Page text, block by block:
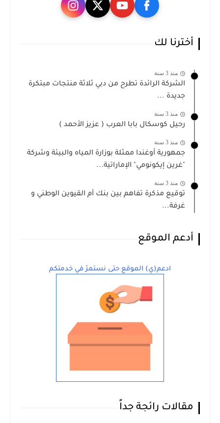
أخترنا لك
منذ 3 سنة
الشركة الرائدة تطرح من دبي ثلاثة منتجات مبتكرة
جديدة ...
منذ 3 سنة
رحيل كوسكال بابا العرب ( عزيز الأحمد )
منذ 3 سنة
جمهورية أوغندا ممثلة بوزارة المياه والبيئة وشركة
"غرين إيكونومي" الإماراتية...
منذ 3 سنة
توقيع مذكرة تفاهم بين بنك أم القيوين الوطني و
غرفة...
أدعم الموقع
ادعم(ي) الموقع حتى نستمرّ في خدمتكم
مقالات رائجة جداً